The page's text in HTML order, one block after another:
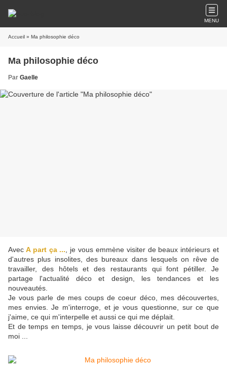
MENU
Accueil » Ma philosophie déco
Ma philosophie déco
Par Gaelle
Avec A part ça ... , je vous emmène visiter de beaux intérieurs et
d'autres plus insolites, des bureaux dans lesquels on rêve de
travailler, des hôtels et des restaurants qui font pétiller. Je
partage l'actualité déco et design, les tendances et les
nouveautés.
Je vous parle de mes coups de coeur déco, mes découvertes,
mes envies. Je m'interroge, et je vous questionne, sur ce que
j'aime, ce qui m'interpelle et aussi ce qui me déplait.
Et de temps en temps, je vous laisse découvrir un petit bout de
moi ...